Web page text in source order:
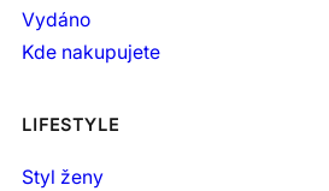
Vydáno
Kde nakupujete
LIFESTYLE
Styl ženy